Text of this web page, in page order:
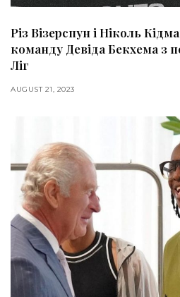
Різ Візерспун і Ніколь
команду Девіда Бекхема з
Ліг
AUGUST 21, 2023